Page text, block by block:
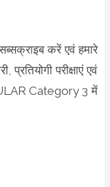
करें एवं हमारे
परीक्षाएं एवं
Category 3 में